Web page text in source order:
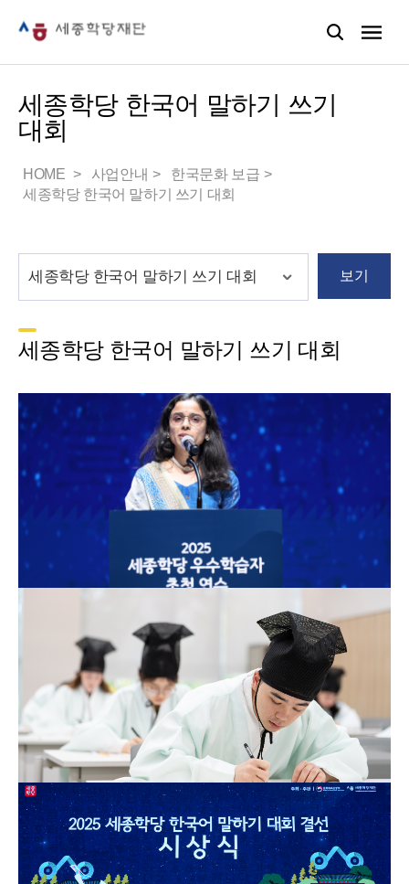
세종학당 한국어 말하기 쓰기
대회
HOME 사업안내
한국문화 보급
세종학당 한국어 말하기 쓰기 대회
보기
세종학당 한국어 말하기 쓰기 대회